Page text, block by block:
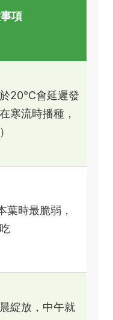
項
20°C會延遲發
寒流時播種，
時最脆弱，
綻放，中午就